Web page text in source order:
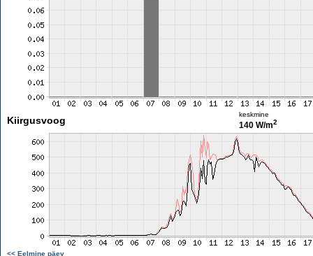
Kiirgusvoog
keskmine
140 W/m2
<< Eelmine päev